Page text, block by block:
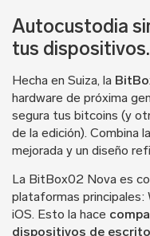
Autocustodia
tus dispositivos.
Hecha en Suiza, la
hardware de próxima
segura tus bitcoins (y
de la edición). Combina
mejorada y un diseño
La BitBox02 Nova es
plataformas principales:
iOS. Esto la hace
dispositivos de